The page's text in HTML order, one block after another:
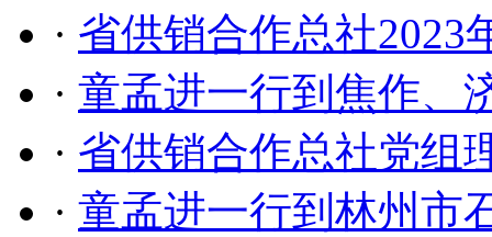
· 省供销合作总社2023
· 童孟进一行到焦作、
· 省供销合作总社党组
· 童孟进一行到林州市